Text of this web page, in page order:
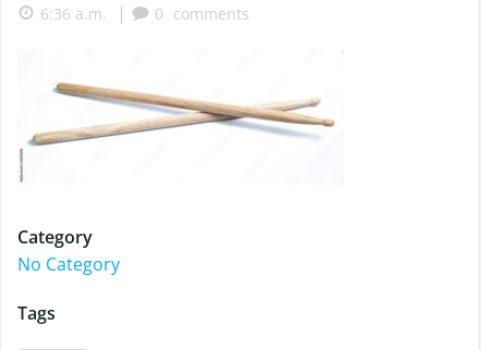
6:36 a.m. | 0 comments
Category
No Category
Tags